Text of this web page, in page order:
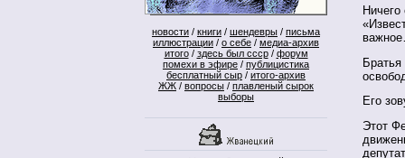
новости / книги / шендевры / письма
иллюстрации / о себе / медиа-архив
итого/ здесь был ссср/ форум
помехи в эфире / публицистика
бесплатный сыр / итого-архив
ЖЖ / вопросы / плавленый сырок
выборы
Ничего
Братья
Его
Этот